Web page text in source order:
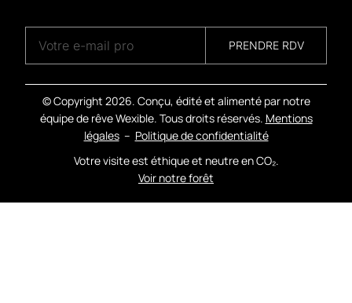
PRENDRE RDV
© Copyright 2026. Conçu, édité et alimenté par notre
équipe de rêve Wexible. Tous droits réservés. Mentions
légales– Politique de confidentialité
Votre visite est éthique et neutre en CO₂.
Voir notre forêt